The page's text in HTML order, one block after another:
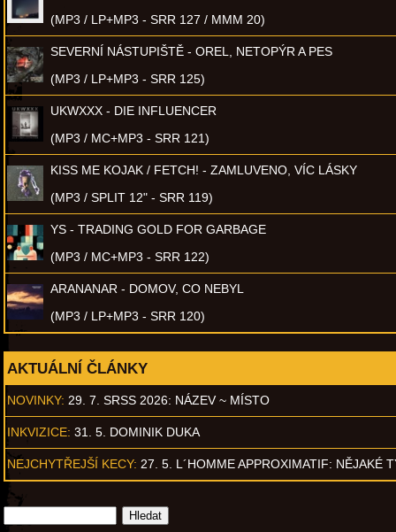
(MP3 / LP+MP3 - SRR 127 / MMM 20)
SEVERNÍ NÁSTUPIŠTĚ - OREL, NETOPÝR A PES
(MP3 / LP+MP3 - SRR 125)
UKWXXX - DIE INFLUENCER
(MP3 / MC+MP3 - SRR 121)
KISS ME KOJAK / FETCH! - ZAMLUVENO, VÍC LÁSKY
(MP3 / SPLIT 12" - SRR 119)
YS - TRADING GOLD FOR GARBAGE
(MP3 / MC+MP3 - SRR 122)
ARANANAR - DOMOV, CO NEBYL
(MP3 / LP+MP3 - SRR 120)
AKTUÁLNÍ ČLÁNKY
NOVINKY: 29. 7. SRSS 2026: NÁZEV ~ MÍSTO
INKVIZICE: 31. 5. DOMINIK DUKA
NEJCHYTŘEJŠÍ KECY: 27. 5. L´HOMME APPROXIMATIF: NĚJAKÉ